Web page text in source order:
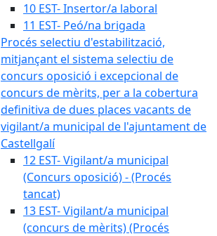
10 EST- Insertor/a laboral
11 EST- Peó/na brigada
Procés selectiu d'estabilització,
mitjançant el sistema selectiu de
concurs oposició i excepcional de
concurs de mèrits, per a la cobertura
definitiva de dues places vacants de
vigilant/a municipal de l'ajuntament de
Castellgalí
12 EST- Vigilant/a municipal
(Concurs oposició) - (Procés
tancat)
13 EST- Vigilant/a municipal
(concurs de mèrits) (Procés